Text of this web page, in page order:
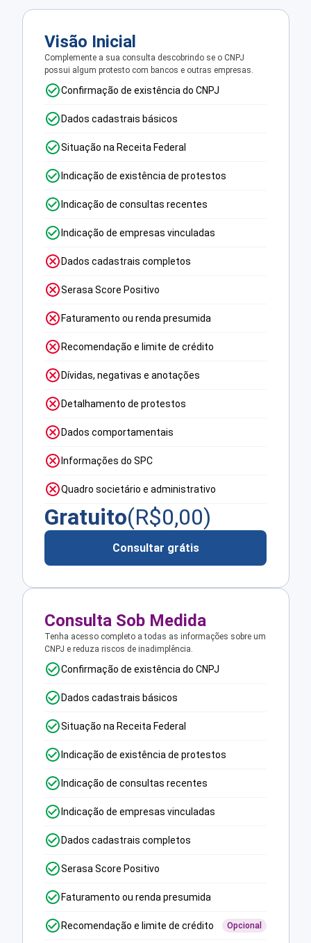
Visão Inicial
Complemente a sua consulta descobrindo se o CNPJ
possui algum protesto com bancos e outras empresas.
Confirmação de existência do CNPJ
Dados cadastrais básicos
Situação na Receita Federal
Indicação de existência de protestos
Indicação de consultas recentes
Indicação de empresas vinculadas
Dados cadastrais completos
Serasa Score Positivo
Faturamento ou renda presumida
Recomendação e limite de crédito
Dívidas, negativas e anotações
Detalhamento de protestos
Dados comportamentais
Informações do SPC
Quadro societário e administrativo
Gratuito(R$0,00)
Consultar grátis
Consulta Sob Medida
Tenha acesso completo a todas as informações sobre um
CNPJ e reduza riscos de inadimplência.
Confirmação de existência do CNPJ
Dados cadastrais básicos
Situação na Receita Federal
Indicação de existência de protestos
Indicação de consultas recentes
Indicação de empresas vinculadas
Dados cadastrais completos
Serasa Score Positivo
Faturamento ou renda presumida
Recomendação e limite de crédito Opcional